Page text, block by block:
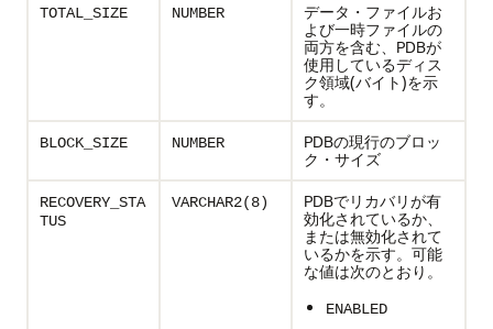
TOTAL_SIZE NUMBER
データ・ファイルお
よび一時ファイルの
両方を含む、PDBが
使用しているディス
ク領域(バイト)を示
す。
BLOCK_SIZE NUMBER
PDBの現行のブロッ
ク・サイズ
RECOVERY_STA
TUS
VARCHAR2(8)
PDBでリカバリが有
効化されているか、
または無効化されて
いるかを示す。可能
な値は次のとおり。
ENABLED